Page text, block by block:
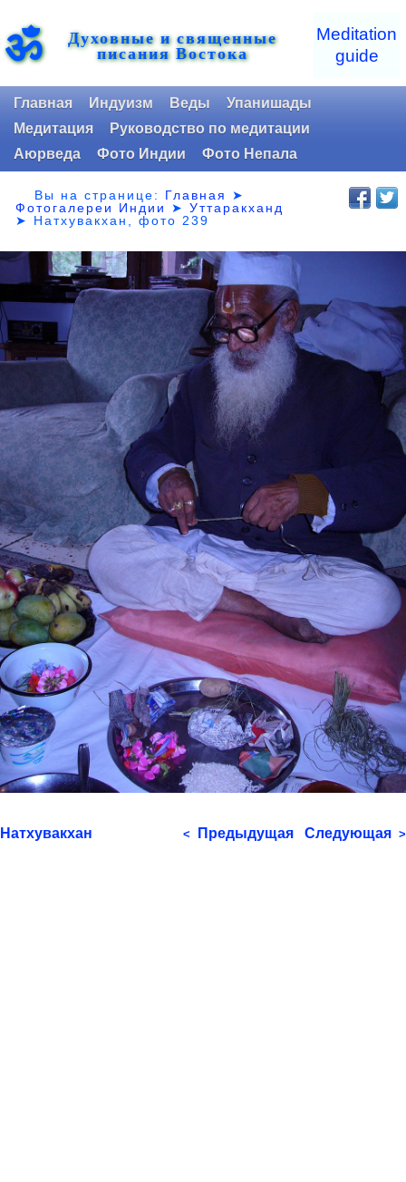
ॐ Духовные и священные
писания Востока
Meditation
guide
Главная Индуизм Веды
Упанишады
Медитация
Руководство по медитации
Аюрведа
Фото Индии Фото Непала
Вы на странице: Главная
➤
Фотогалереи Индии
➤Уттаракханд
➤ Натхувакхан, фото 239
Натхувакхан < Предыдущая Следующая >